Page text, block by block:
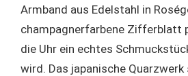
Armband aus Edelstahl in
champagnerfarbene Zifferblatt
die Uhr ein echtes
wird. Das japanische